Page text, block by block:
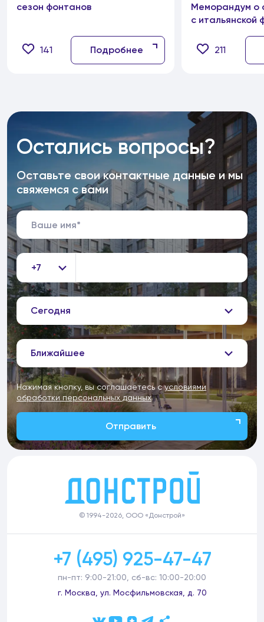
сезон фонтанов
141 Подробнее
Меморандум о
с итальянской
211
Остались вопросы?
Оставьте свои контактные данные и мы
свяжемся с вами
+7
Сегодня
Ближайшее
Нажимая кнопку, вы соглашаетесь сусловиями
обработки персональных данных
Отправить
© 1994-2026, ООО «Донстрой»
+7 (495) 925-47-47
пн-пт: 9:00-21:00, сб-вс: 10:00-20:00
г. Москва, ул. Мосфильмовская, д. 70